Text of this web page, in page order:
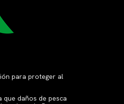
para proteger al
que daños de pesca